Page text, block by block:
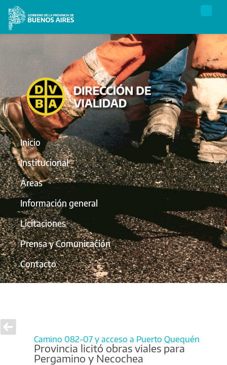
Inicio
Institucional
Áreas
Información general
Licitaciones
Prensa y Comunicación
Contacto
Camino 082-07 y acceso a Puerto Quequén
Provincia licitó obras viales para
Pergamino y Necochea